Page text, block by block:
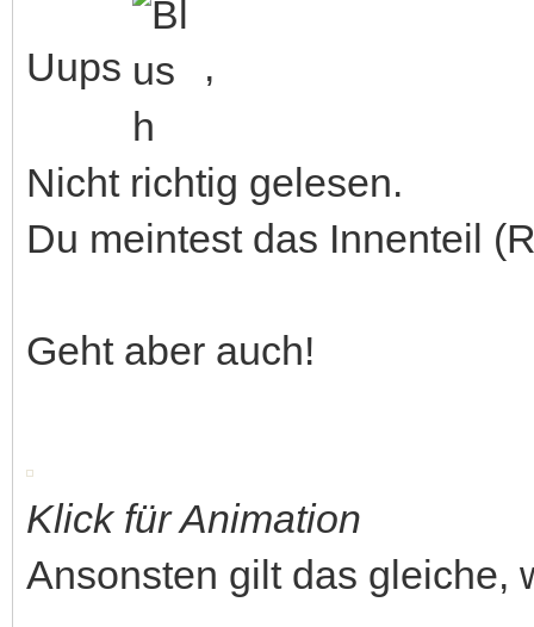
Uups ,
Nicht richtig gelesen.
Du meintest das Innenteil
Geht aber auch!
Klick für Animation
Ansonsten gilt das gleiche,